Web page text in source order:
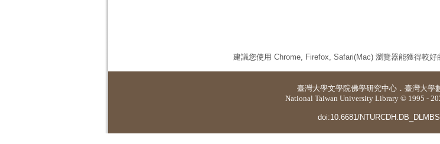
建議您使用 Chrome, Firefox, Safari(Mac) 瀏覽器能獲得較好
臺灣大學文學院佛學研究中心 ． 臺灣大學
National Taiwan University Library © 1995 -
doi:10.6681/